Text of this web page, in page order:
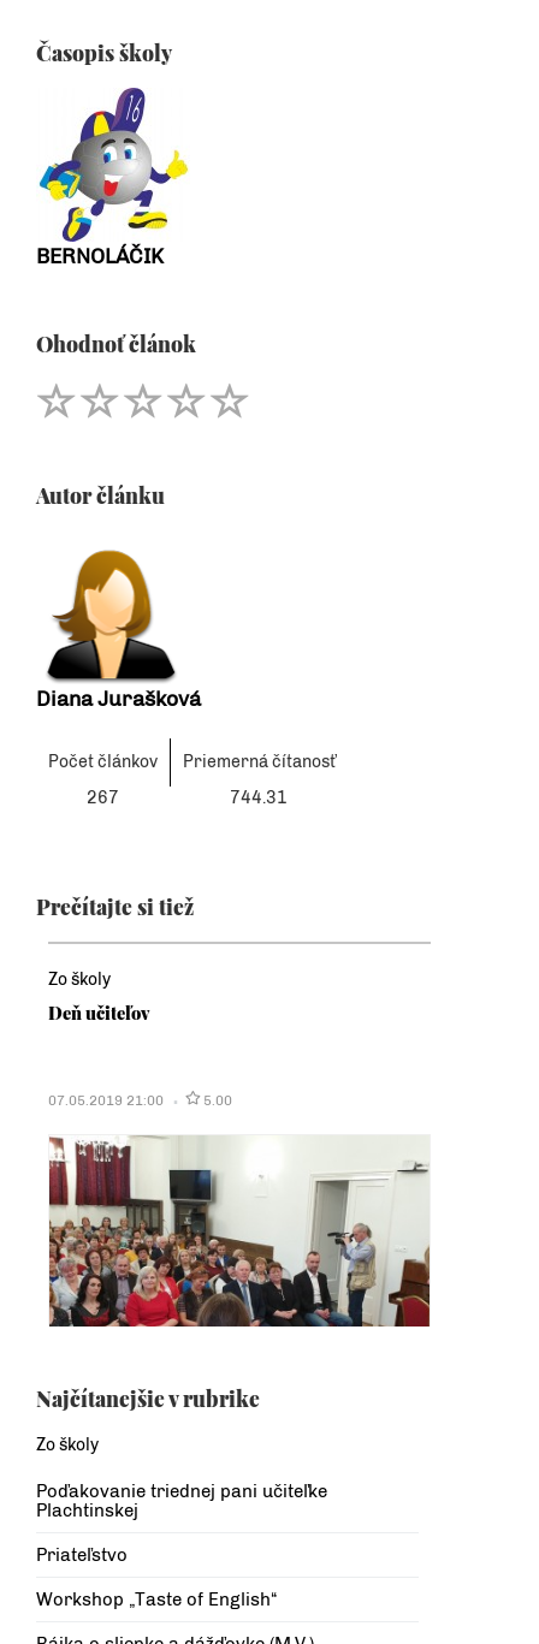
Časopis školy
BERNOLÁČIK
Ohodnoť článok
Autor článku
Diana Jurašková
Počet článkov
Priemerná čítanosť
267
744.31
Prečítajte si tiež
Zo školy
Deň učiteľov
07.05.2019 21:00 5.00
Najčítanejšie v rubrike
Zo školy
Poďakovanie triednej pani učiteľke
Plachtinskej
Priateľstvo
Workshop „Taste of English“